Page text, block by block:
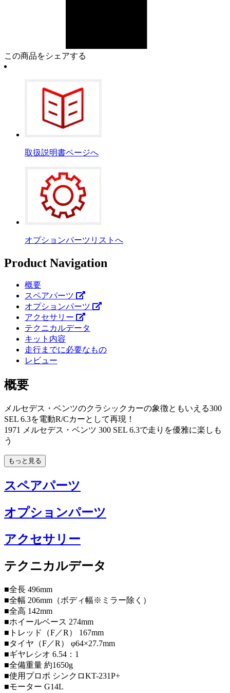
この商品をシェアする
取扱説明書ページへ
オプションパーツリストへ
Product Navigation
概要
スペアパーツ
オプションパーツ
アクセサリー
テクニカルデータ
キット内容
走行までに必要なもの
レビュー
概要
メルセデス・ベンツのクラシックカーの象徴ともいえる300
SEL 6.3を電動R/Cカーとして再現！
1971 メルセデス・ベンツ 300 SEL 6.3で走りを優雅に楽しも
う
もっと見る
スペアパーツ
オプションパーツ
アクセサリー
テクニカルデータ
■全長 496mm
■全幅 206mm（ボディ幅※ミラー除く）
■全高 142mm
■ホイールベース 274mm
■トレッド（F／R） 167mm
■タイヤ（F／R） φ64×27.7mm
■ギヤレシオ 6.54：1
■全備重量 約1650g
■使用プロポ シンクロKT-231P+
■モーター G14L